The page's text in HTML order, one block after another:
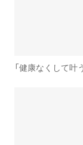
「健康なくして叶